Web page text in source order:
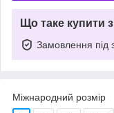
Що таке купити
Замовлення під
Міжнародний розмір